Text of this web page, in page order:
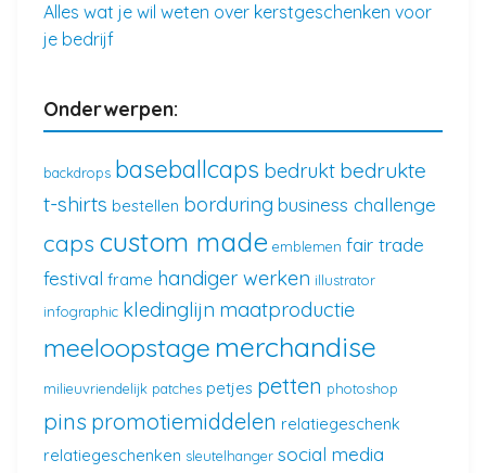
Alles wat je wil weten over kerstgeschenken voor
je bedrijf
Onderwerpen:
backdrops baseballcaps bedrukt bedrukte
t-shirts bestellen borduring business challenge
caps custom made emblemen fair trade
festival frame handiger werken illustrator
infographic kledinglijn maatproductie
meeloopstage merchandise
milieuvriendelijk patches petjes petten photoshop
pins promotiemiddelen relatiegeschenk
relatiegeschenken sleutelhanger social media